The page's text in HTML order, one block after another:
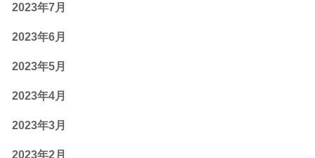
2023年7月
2023年6月
2023年5月
2023年4月
2023年3月
2023年2月